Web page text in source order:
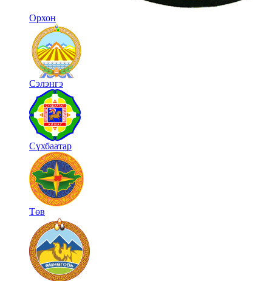
Орхон
Сэлэнгэ
Сүхбаатар
Төв